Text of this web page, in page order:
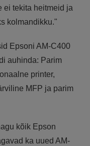
ei tekita heitmeid ja
kolmandikku."
Epsoni AM-C400
auhinda: Parim
printer,
MFP ja parim
kõik Epson
ka uued AM-